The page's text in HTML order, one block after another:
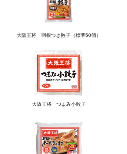
大阪王将 羽根つき餃子（標準50個）
大阪王将 つまみ小餃子